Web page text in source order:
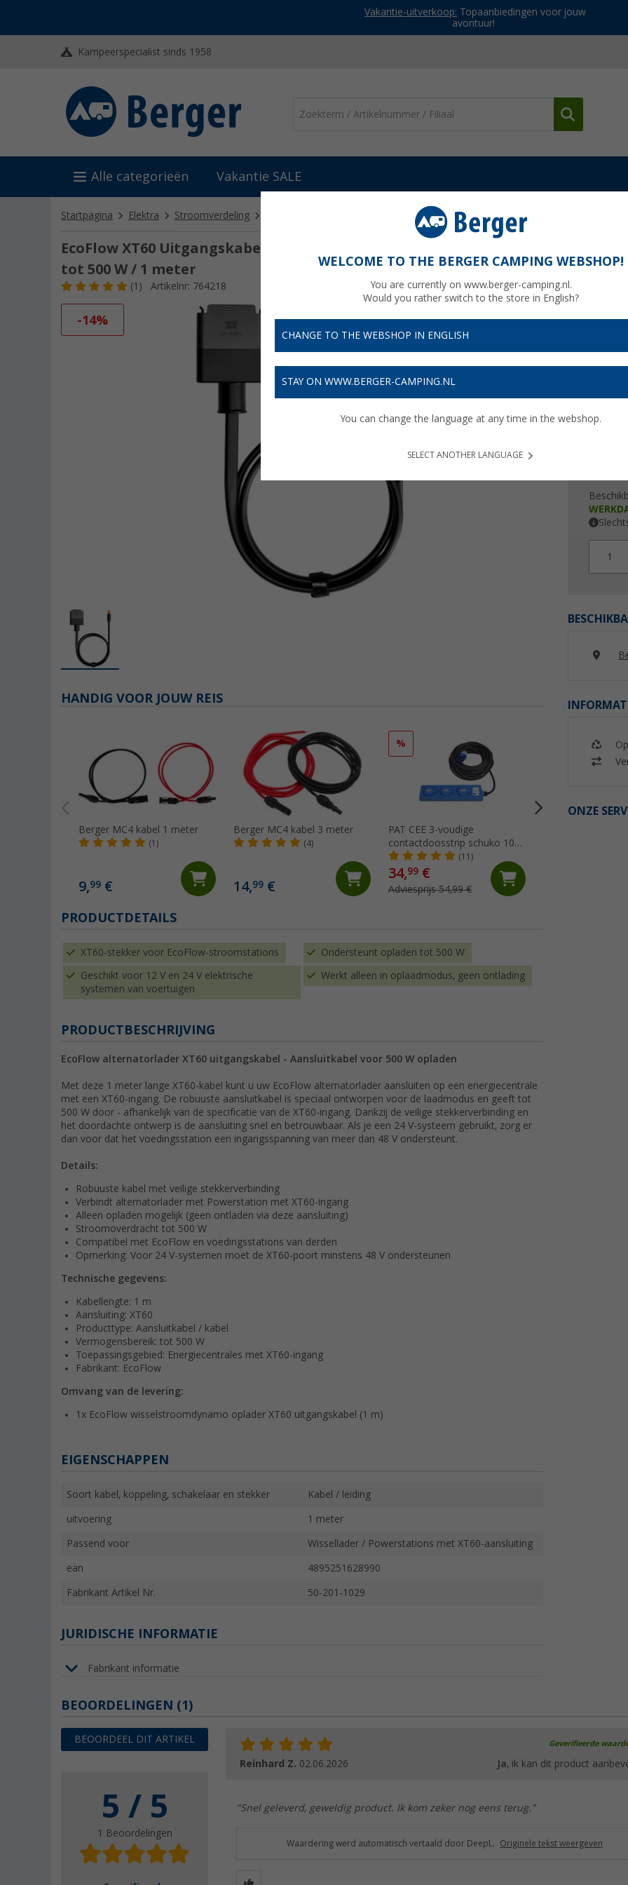
Vakantie-uitverkoop: Topaanbiedingen voor jouw
avontuur!
Kampeerspecialist sinds 1958
Alle categorieën Vakantie SALE
Startpagina Elektra Stroomverdeling EcoFlow XT60 Uitgangskabel Alternator Oplader /
EcoFlow XT60 Uitgangskabel Alternator Oplader / Aansluitkabel voor centrales
tot 500 W / 1 meter
(1) Artikelnr: 764218
-14%
€
Prijzen
1
ONZE
HANDIG VOOR JOUW REIS
Berger MC4 kabel 1 meter
(1)
9,99 €
Berger MC4 kabel 3 meter
(4)
14,99 €
%
PAT CEE 3-voudige
contactdoosstrip schuko 10
meter
(11)
34,99 €
Adviesprijs 54,99 €
PRODUCTDETAILS
XT60-stekker voor EcoFlow-stroomstations Ondersteunt opladen tot 500 W
Geschikt voor 12 V en 24 V elektrische
systemen van voertuigen
Werkt alleen in oplaadmodus, geen ontlading
PRODUCTBESCHRIJVING
EcoFlow alternatorlader XT60 uitgangskabel - Aansluitkabel voor 500 W opladen
Met deze 1 meter lange XT60-kabel kunt u uw EcoFlow alternatorlader aansluiten op een energiecentrale
met een XT60-ingang. De robuuste aansluitkabel is speciaal ontworpen voor de laadmodus en geeft tot
500 W door - afhankelijk van de specificatie van de XT60-ingang. Dankzij de veilige stekkerverbinding en
het doordachte ontwerp is de aansluiting snel en betrouwbaar. Als je een 24 V-systeem gebruikt, zorg er
dan voor dat het voedingsstation een ingangsspanning van meer dan 48 V ondersteunt.
Details:
Robuuste kabel met veilige stekkerverbinding
Verbindt alternatorlader met Powerstation met XT60-ingang
Alleen opladen mogelijk (geen ontladen via deze aansluiting)
Stroomoverdracht tot 500 W
Compatibel met EcoFlow en voedingsstations van derden
Opmerking: Voor 24 V-systemen moet de XT60-poort minstens 48 V ondersteunen
Technische gegevens:
Kabellengte: 1 m
Aansluiting: XT60
Producttype: Aansluitkabel / kabel
Vermogensbereik: tot 500 W
Toepassingsgebied: Energiecentrales met XT60-ingang
Fabrikant: EcoFlow
Omvang van de levering:
1x EcoFlow wisselstroomdynamo oplader XT60 uitgangskabel (1 m)
EIGENSCHAPPEN
Soort kabel, koppeling, schakelaar en stekker Kabel / leiding
uitvoering 1 meter
Passend voor Wissellader / Powerstations met XT60-aansluiting
ean 4895251628990
Fabrikant Artikel Nr. 50-201-1029
JURIDISCHE INFORMATIE
Fabrikant informatie
BEOORDELINGEN (1)
BEOORDEEL DIT ARTIKEL
5 / 5
1 Beoordelingen
Geverifieerde
Reinhard Z. 02.06.2026 Ja, ik kan dit product
"Snel geleverd, geweldig product. Ik kom zeker nog eens terug."
Waardering werd automatisch vertaald door DeepL. Originele tekst weergeven
WELCOME TO THE BERGER CAMPING WEBSHOP!
You are currently on www.berger-camping.nl.
Would you rather switch to the store in English?
CHANGE TO THE WEBSHOP IN ENGLISH
STAY ON WWW.BERGER-CAMPING.NL
You can change the language at any time in the webshop.
SELECT ANOTHER LANGUAGE